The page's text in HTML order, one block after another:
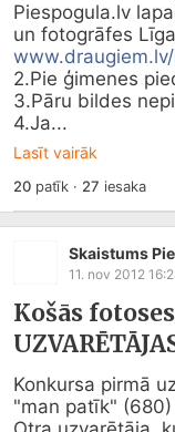
Piespogula.lv
2.Pie ģimenes
3.Pāru bildes
4.Ja...
Lasīt vairāk
20patīk · 27 iesaka
Skaistums
11. nov 2012
Košās
Konkursa pirmā
"man patīk" (680)